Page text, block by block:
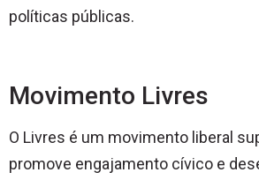
políticas públicas.
Movimento Livres
O Livres é um movimento liberal
promove engajamento cívico e